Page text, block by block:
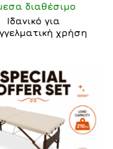
διαθέσιμο
Ιδανικό για
χρήση